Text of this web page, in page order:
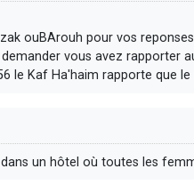
ouBArouh pour vos
vous avez rapporter
le Kaf Ha'haim rapporte que le
un hôtel où toutes les